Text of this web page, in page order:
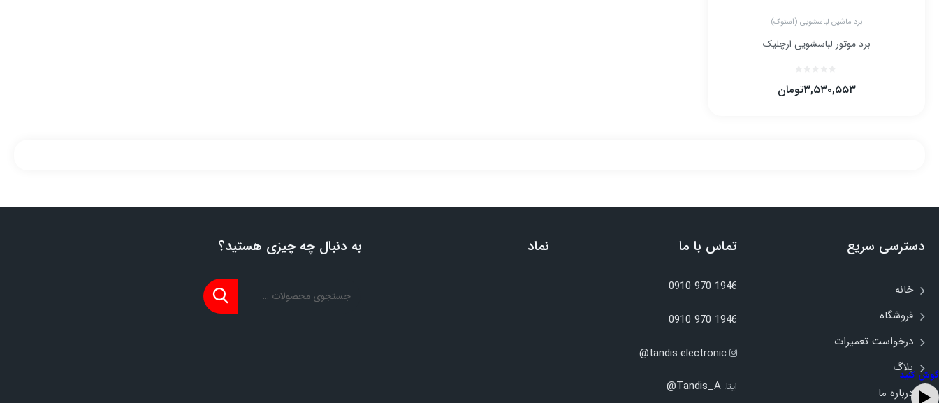
برد ماشین لباسشویی (استوک)
برد موتور لباسشویی ارچلیک
تومان۳,۵۳۰,۵۵۳
دسترسی سریع
خانه
فروشگاه
درخواست تعمیرات
بلاگ
درباره ما
گوش کنید
تماس با ما
1946 970 0910
1946 970 0910
tandis.electronic@
ایتا: Tandis_A@
نماد به دنبال چه چیزی هستید؟